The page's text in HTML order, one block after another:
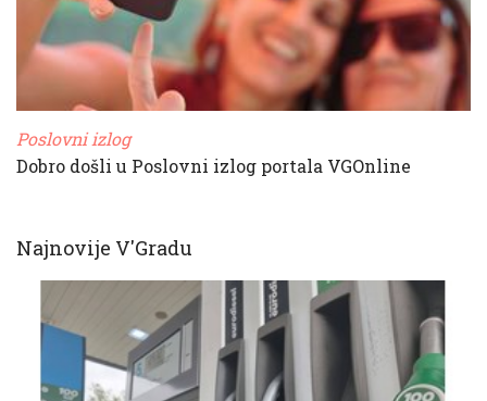
Poslovni izlog
Dobro došli u Poslovni izlog portala VGOnline
Najnovije V'Gradu